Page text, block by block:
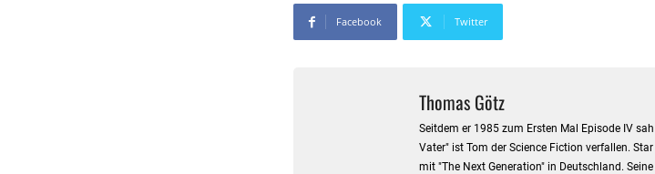
Facebook Twitter
Thomas Götz
Seitdem er 1985 zum Ersten Mal Episode IV
Vater" ist Tom der Science Fiction verfallen.
mit "The Next Generation" in Deutschland.